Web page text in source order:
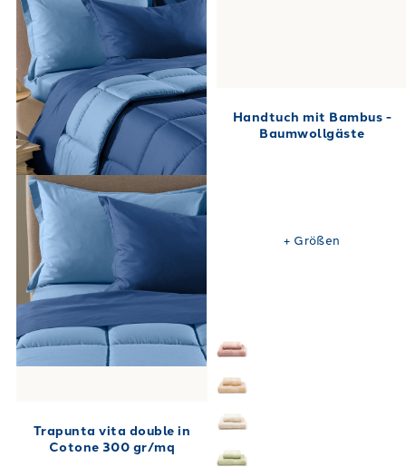
Trapunta vita double in
Cotone 300 gr/mq
Handtuch mit Bambus -
Baumwollgäste
+ Größen